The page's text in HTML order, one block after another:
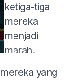
ketiga-tiga
mereka
menjadi
marah.
yang